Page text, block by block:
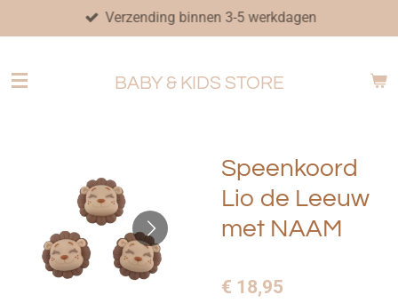
direct
de
Verzending binnen 3-5 werkdagen
BABY & KIDS STORE
Speenkoord
Lio de Leeuw
met NAAM
€ 18,95